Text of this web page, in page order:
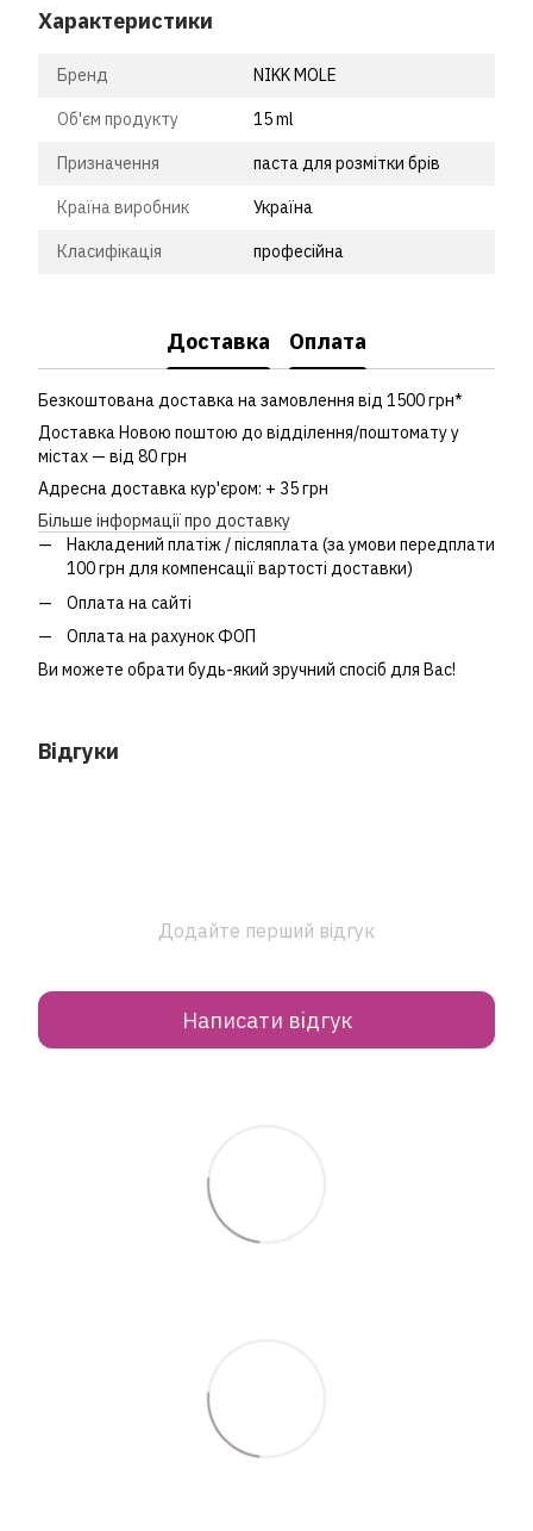
Характеристики
Бренд NIKK MOLE
Об'єм продукту 15 ml
Призначення паста для розмітки брів
Країна виробник Україна
Класифікація професійна
Доставка Оплата
Безкоштована доставка на замовлення від 1500 грн*
Доставка Новою поштою до відділення/поштомату у
містах — від 80 грн
Адресна доставка кур'єром: + 35 грн
Більше інформації про доставку
Накладений платіж / післяплата (за умови передплати
100 грн для компенсації вартості доставки)
Оплата на сайті
Оплата на рахунок ФОП
Ви можете обрати будь-який зручний спосіб для Вас!
Відгуки
Додайте перший відгук
Написати відгук